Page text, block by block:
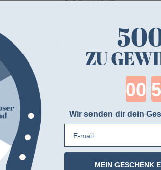
ZU
Wir senden dir dein
MEIN GESCHENK